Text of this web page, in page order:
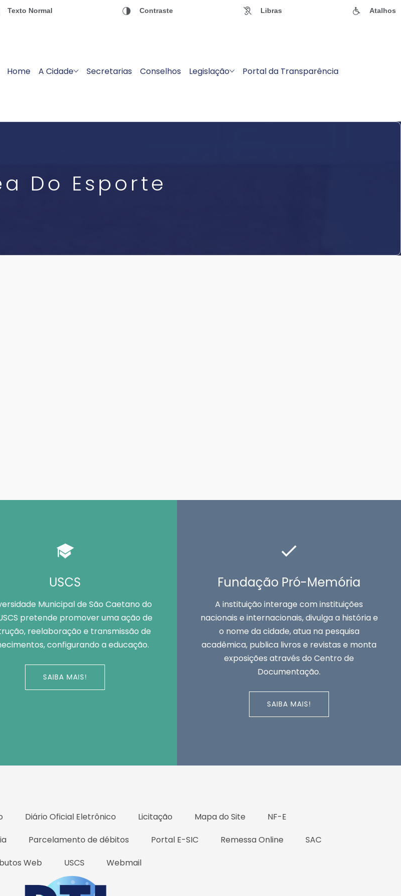
Texto Normal Contraste Libras Atalhos
Home A Cidade Secretarias Conselhos Legislação Portal da Transparência
Do Esporte
USCS
Municipal de São Caetano do
pretende promover uma ação de
reelaboração e transmissão de
configurando a educação.
SAIBA MAIS!
Fundação Pró-Memória
A instituição interage com instituições
nacionais e internacionais, divulga a história e
o nome da cidade, atua na pesquisa
acadêmica, publica livros e revistas e monta
exposições através do Centro de
Documentação.
SAIBA MAIS!
Diário Oficial Eletrônico Licitação Mapa do Site
NF-E
Parcelamento de débitos Portal E-SIC Remessa Online
SAC
Web
USCS Webmail